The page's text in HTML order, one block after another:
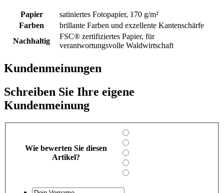
Papier
satiniertes Fotopapier, 170 g/m²
Farben
brillante Farben und exzellente Kantenschärfe
Nachhaltig
FSC® zertifiziertes Papier, für
verantwortungsvolle Waldwirtschaft
Kundenmeinungen
Schreiben Sie Ihre eigene
Kundenmeinung
Wie bewerten Sie diesen
Artikel?